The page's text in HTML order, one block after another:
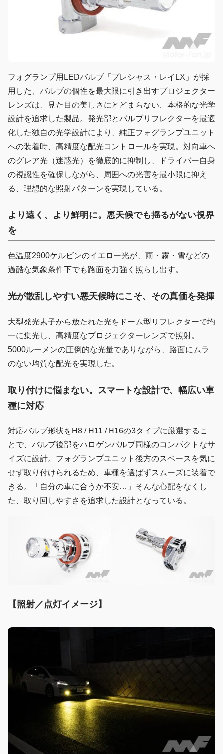
フォグランプ用LEDバルブ「プレシャス・レイLX」が採
用した、バルブの個性を最大限に引き出すプロジェクター
レンズは、見た目の美しさにとどまらない、本格的な光学
設計を追求した製品。発光部とバルブリフレクターを最適
化した独自の光学設計により、純正フォグランプユニット
への装着時、高精度な配光コントロールを実現。対向車へ
のグレア光（迷惑光）を徹底的に抑制し、ドライバー自身
の視認性を確保しながら、周囲への光害を最小限に抑え
る、理想的な照射パターンを実現している。
より遠く、より鮮明に。悪天候でも揺るがない視界
を
色温度2900ケルビンのイエロー光が、雨・霧・雪などの
過酷な気象条件下でも路面を力強く照らし出す。
光が散乱しやすい悪天候時にこそ、その真価を発揮
大型発光素子から放たれた光をドーム型リフレクターで均
一に集光し、高精度なプロジェクターレンズで照射。
5000ルーメンの圧倒的な光量でありながら、路面にムラ
のない均質な配光を実現した。
取り付けに悩まない。スマートな設計で、幅広い車
種に対応
対応バルブ形状をH8 / H11 / H16の3タイプに厳選するこ
とで、バルブ後部をハロゲンバルブ同様のコンパクトなサ
イズに設計。フォグランプユニット後方のスペースを気に
せず取り付けられるため、車種を選ばずスムーズに装着で
きる。「自分の車に合うか不安…」そんな心配をなくし
た、取り回しやすさを追求した設計となっている。
【照射／点灯イメージ】